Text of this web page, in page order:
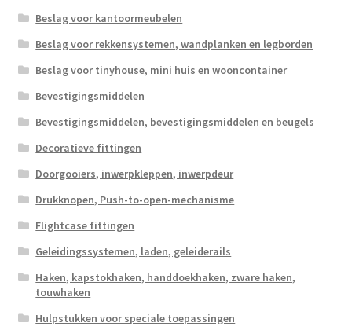
Beslag voor kantoormeubelen
Beslag voor rekkensystemen, wandplanken en legborden
Beslag voor tinyhouse, mini huis en wooncontainer
Bevestigingsmiddelen
Bevestigingsmiddelen, bevestigingsmiddelen en beugels
Decoratieve fittingen
Doorgooiers, inwerpkleppen, inwerpdeur
Drukknopen, Push-to-open-mechanisme
Flightcase fittingen
Geleidingssystemen, laden, geleiderails
Haken, kapstokhaken, handdoekhaken, zware haken,
touwhaken
Hulpstukken voor speciale toepassingen